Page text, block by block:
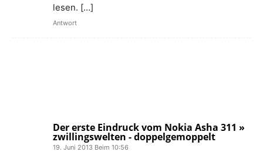
lesen. […]
Antwort
Der erste Eindruck vom Nokia Asha 311 »
zwillingswelten - doppelgemoppelt
19. Juni 2013 Beim 10:56